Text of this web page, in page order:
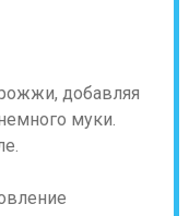
добавляя
муки.